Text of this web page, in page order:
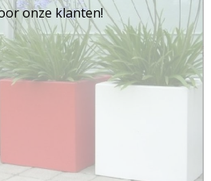
onze klanten!